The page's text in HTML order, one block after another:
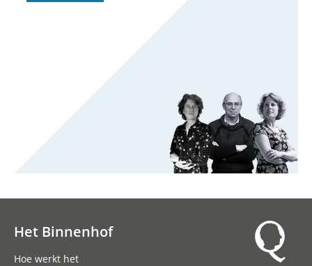
Het Binnenhof
Hoe werkt het